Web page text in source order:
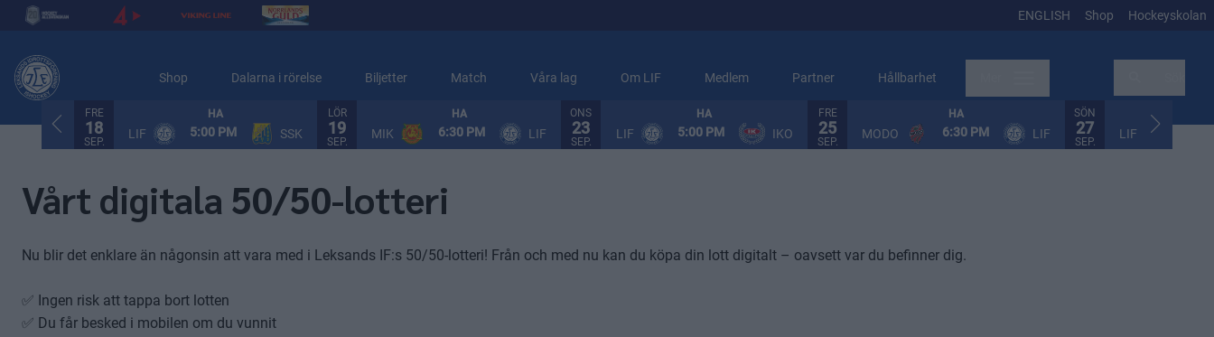
ENGLISH Shop Hockeyskolan
Shop Dalarna i rörelse Biljetter Match Våra lag Om LIF Medlem Partner Hållbarhet
FRE
18
SEP.
HA
LIF 5:00 PM SSK
LÖR
19
SEP.
HA
MIK 6:30 PM LIF
ONS
23
SEP.
HA
LIF 5:00 PM IKO
FRE
25
SEP.
HA
MODO 6:30 PM LIF
SÖN
27
SEP.
LIF
Vårt digitala 50/50-lotteri
Nu blir det enklare än någonsin att vara med i Leksands IF:s 50/50-lotteri! Från och med nu kan du köpa din lott digitalt – oavsett var du befinner dig.
✅ Ingen risk att tappa bort lotten
✅ Du får besked i mobilen om du vunnit